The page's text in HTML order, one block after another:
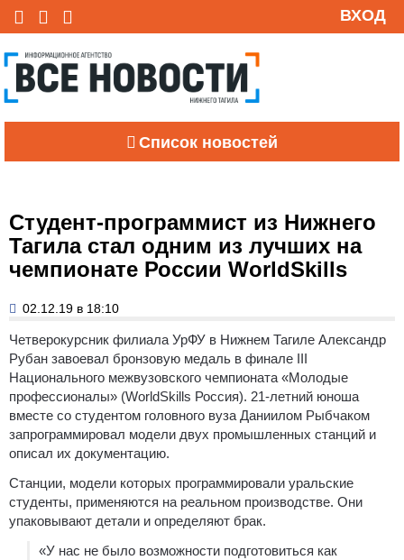
ВХОД
Список новостей
Студент-программист из Нижнего
Тагила стал одним из лучших на
чемпионате России WorldSkills
02.12.19 в 18:10
Четверокурсник филиала УрФУ в Нижнем Тагиле Александр
Рубан завоевал бронзовую медаль в финале III
Национального межвузовского чемпионата «Молодые
профессионалы» (WorldSkills Россия). 21-летний юноша
вместе со студентом головного вуза Даниилом Рыбчаком
запрограммировал модели двух промышленных станций и
описал их документацию.
Станции, модели которых программировали уральские
студенты, применяются на реальном производстве. Они
упаковывают детали и определяют брак.
«У нас не было возможности подготовиться как